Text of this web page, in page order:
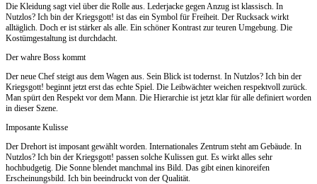
Die Kleidung sagt viel über die Rolle aus. Lederjacke gegen Anzug ist klassisch. In
Nutzlos? Ich bin der Kriegsgott! ist das ein Symbol für Freiheit. Der Rucksack wirkt
alltäglich. Doch er ist stärker als alle. Ein schöner Kontrast zur teuren Umgebung. Die
Kostümgestaltung ist durchdacht.
Der wahre Boss kommt
Der neue Chef steigt aus dem Wagen aus. Sein Blick ist todernst. In Nutzlos? Ich bin der
Kriegsgott! beginnt jetzt erst das echte Spiel. Die Leibwächter weichen respektvoll zurück.
Man spürt den Respekt vor dem Mann. Die Hierarchie ist jetzt klar für alle definiert worden
in dieser Szene.
Imposante Kulisse
Der Drehort ist imposant gewählt worden. Internationales Zentrum steht am Gebäude. In
Nutzlos? Ich bin der Kriegsgott! passen solche Kulissen gut. Es wirkt alles sehr
hochbudgetig. Die Sonne blendet manchmal ins Bild. Das gibt einen kinoreifen
Erscheinungsbild. Ich bin beeindruckt von der Qualität.